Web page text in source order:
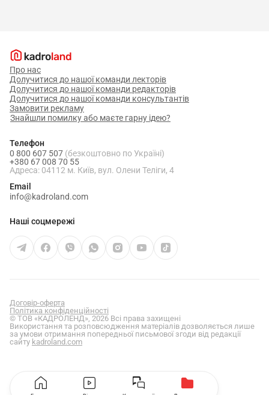
Про нас
Долучитися до нашої команди лекторів
Долучитися до нашої команди редакторів
Долучитися до нашої команди консультантів
Замовити рекламу
Знайшли помилку або маєте гарну ідею?
Телефон
0 800 607 507 (безкоштовно по Україні)
+380 67 008 70 55
Адреса: 04112 м. Київ, вул. Олени Теліги, 4
Email
info@kadroland.com
Наші соцмережі
Договір-оферта
Політика конфіденційності
© ТОВ «КАДРОЛЕНД», 2026 Всі права захищені
Використання та розповсюдження матеріалів дозволяється лише
за умови отримання попередньої письмової згоди від редакції
сайту kadroland.com